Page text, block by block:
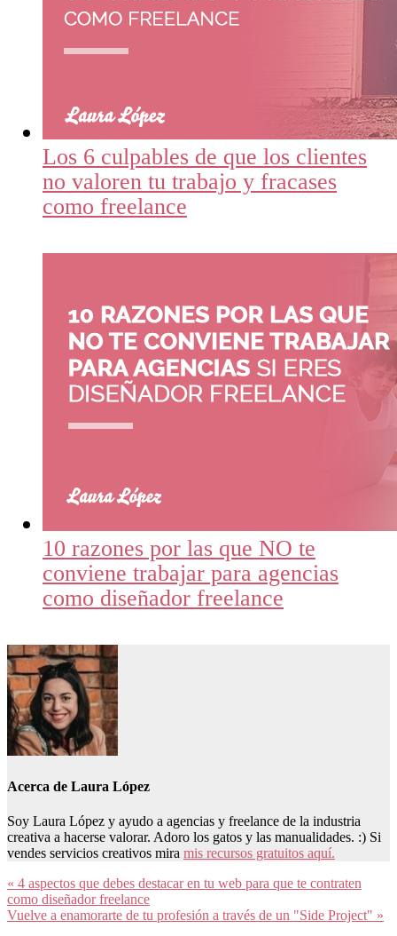
Los 6 culpables de que los clientes
no valoren tu trabajo y fracases
como freelance
10 razones por las que NO te
conviene trabajar para agencias
como diseñador freelance
Acerca de Laura López
Soy Laura López y ayudo a agencias y freelance de la industria
creativa a hacerse valorar. Adoro los gatos y las manualidades. :) Si
vendes servicios creativos mira mis recursos gratuitos aquí.
Entrada
anterior:
« 4 aspectos que debes destacar en tu web para que te contraten
como diseñador freelance
Siguiente
Vuelve a enamorarte de tu profesión a través de un "Side Project" »